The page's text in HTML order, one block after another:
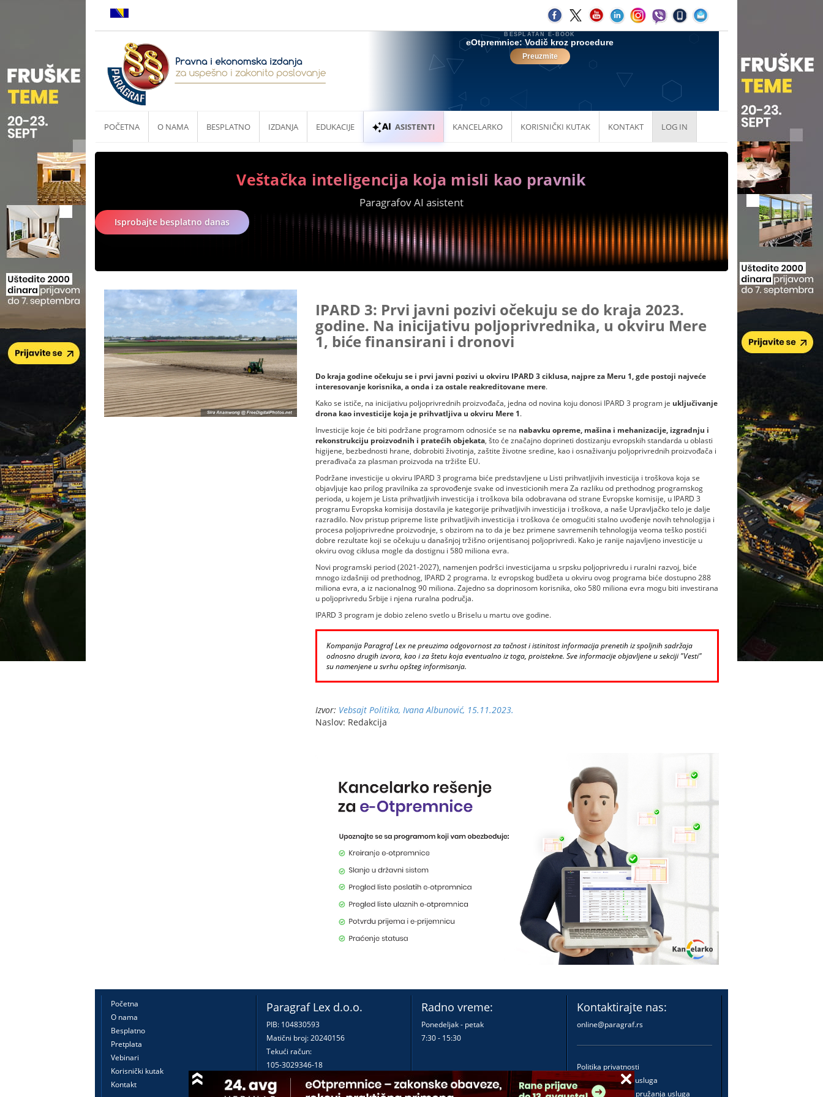
POČETNA O NAMA BESPLATNO IZDANJA EDUKACIJE ASISTENTI KANCELARKO KORISNIČKI KUTAK KONTAKT LOG IN
Veštačka inteligencija koja misli kao pravnik
Paragrafov AI asistent
Isprobajte besplatno danas
IPARD 3: Prvi javni pozivi očekuju se do kraja 2023.
godine. Na inicijativu poljoprivrednika, u okviru Mere
1, biće finansirani i dronovi
Do kraja godine očekuju se i prvi javni pozivi u okviru IPARD 3 ciklusa, najpre za Meru 1, gde postoji najveće
interesovanje korisnika, a onda i za ostale reakreditovane mere.
Kako se ističe, na inicijativu poljoprivrednih proizvođača, jedna od novina koju donosi IPARD 3 program je uključivanje
drona kao investicije koja je prihvatljiva u okviru Mere 1.
Investicije koje će biti podržane programom odnosiće se na nabavku opreme, mašina i mehanizacije, izgradnju i
rekonstrukciju proizvodnih i pratećih objekata, što će značajno doprineti dostizanju evropskih standarda u oblasti
higijene, bezbednosti hrane, dobrobiti životinja, zaštite životne sredine, kao i osnaživanju poljoprivrednih proizvođača i
prerađivača za plasman proizvoda na tržište EU.
Podržane investicije u okviru IPARD 3 programa biće predstavljene u Listi prihvatljivih investicija i troškova koja se
objavljuje kao prilog pravilnika za sprovođenje svake od investicionih mera Za razliku od prethodnog programskog
perioda, u kojem je Lista prihvatljivih investicija i troškova bila odobravana od strane Evropske komisije, u IPARD 3
programu Evropska komisija dostavila je kategorije prihvatljivih investicija i troškova, a naše Upravljačko telo je dalje
razradilo. Nov pristup pripreme liste prihvatljivih investicija i troškova će omogućiti stalno uvođenje novih tehnologija i
procesa poljoprivredne proizvodnje, s obzirom na to da je bez primene savremenih tehnologija veoma teško postići
dobre rezultate koji se očekuju u današnjoj tržišno orijentisanoj poljoprivredi. Kako je ranije najavljeno investicije u
okviru ovog ciklusa mogle da dostignu i 580 miliona evra.
Novi programski period (2021-2027), namenjen podršci investicijama u srpsku poljoprivredu i ruralni razvoj, biće
mnogo izdašniji od prethodnog, IPARD 2 programa. Iz evropskog budžeta u okviru ovog programa biće dostupno 288
miliona evra, a iz nacionalnog 90 miliona. Zajedno sa doprinosom korisnika, oko 580 miliona evra mogu biti investirana
u poljoprivredu Srbije i njena ruralna područja.
IPARD 3 program je dobio zeleno svetlo u Briselu u martu ove godine.
Kompanija Paragraf Lex ne preuzima odgovornost za tačnost i istinitost informacija prenetih iz spoljnih sadržaja
odnosno drugih izvora, kao i za štetu koja eventualno iz toga, proistekne. Sve informacije objavljene u sekciji "Vesti"
su namenjene u svrhu opšteg informisanja.
Izvor: Vebsajt Politika, Ivana Albunović, 15.11.2023.
Naslov: Redakcija
Početna
O nama
Besplatno
Pretplata
Vebinari
Korisnički kutak
Kontakt
Paragraf Lex d.o.o.
PIB: 104830593
Matični broj: 20240156
Tekući račun:
105-3029346-18
160-0000000380290-23
Radno vreme:
Ponedeljak - petak
7:30 - 15:30
Kontaktirajte nas:
online@paragraf.rs
Politika privatnosti
Politika pružanja usluga
Praktična pravila pružanja usluga